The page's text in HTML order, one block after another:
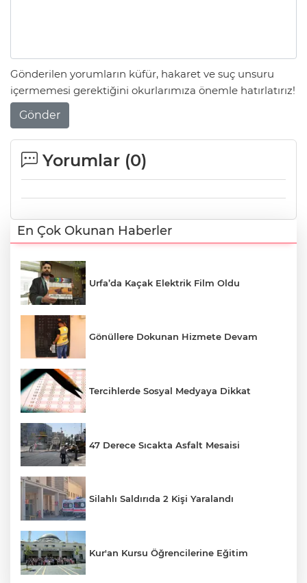
Gönderilen yorumların küfür, hakaret ve suç unsuru
içermemesi gerektiğini okurlarımıza önemle hatırlatırız!
Gönder
Yorumlar (0)
En Çok Okunan Haberler
Urfa’da Kaçak Elektrik Film Oldu
Gönüllere Dokunan Hizmete Devam
Tercihlerde Sosyal Medyaya Dikkat
47 Derece Sıcakta Asfalt Mesaisi
Silahlı Saldırıda 2 Kişi Yaralandı
Kur'an Kursu Öğrencilerine Eğitim